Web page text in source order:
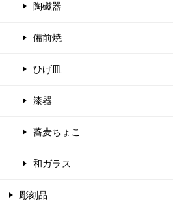
陶磁器
備前焼
ひげ皿
漆器
蕎麦ちょこ
和ガラス
彫刻品